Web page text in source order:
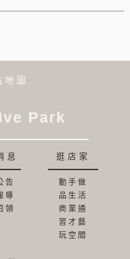
地圖
Park
息
告
導
領
逛店家
動手做
品生活
商業通
習才藝
玩空間